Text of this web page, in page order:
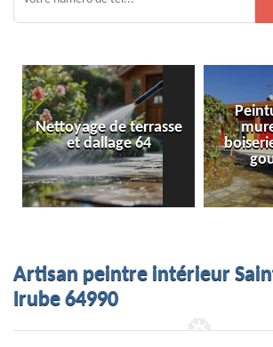
terrasse
64
Peinture façade,
muret, toiture,
boiserie, ferronerie,
gouttière 64
Artisan peintre intérieur
Irube 64990